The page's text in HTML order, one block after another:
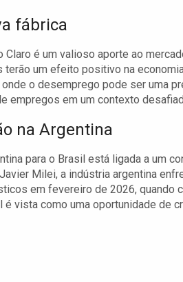
fábrica
é um valioso aporte ao
um efeito positivo na
o desemprego pode ser uma
empregos em um contexto
na Argentina
para o Brasil está ligada a um
Milei, a indústria argentina
em fevereiro de 2026, quando
é vista como uma oportunidade de